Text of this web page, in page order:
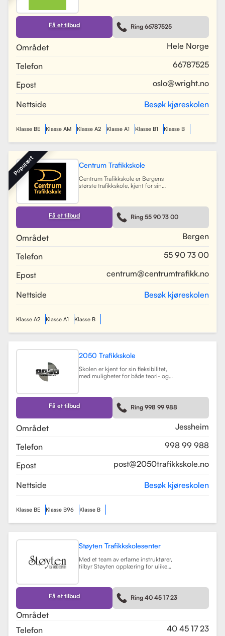
Trøndelag. Siden oppstarten har
skolen hatt som mål å tilby
profesjonell og engasjert
trafikopplæring for både
kjøretimer med all nødvendig
moderne digitale systemer for å
gjøre det enkelt for elever å booke
sine trafikklærere.
Les mer
Få et tilbud Ring 66787525
Området
Hele Norge
Telefon
66787525
Epost
oslo@wright.no
Nettside Besøk kjøreskolen
Klasse BE Klasse AM Klasse A2 Klasse A1 Klasse B1 Klasse B
Centrum Trafikkskole
Centrum Trafikkskole er Bergens
største trafikkskole, kjent for sin
for førerkort i alle klasser, og har et
team av 30 dyktige kjørelærere som
gir undervisning i et trygt og vennlig
miljø. Med lokaler i Bergen sentrum,
elevene best mulig til oppkjøring.
Gjennom en kombinasjon av teori
gjøre prosessen med å ta førerkort
både enkel og trygg for alle elever.
Få et tilbud Ring 55 90 73 00
Området
Bergen
Telefon
55 90 73 00
Epost
centrum@centrumtrafikk.no
Nettside Besøk kjøreskolen
Populært
Klasse A2 Klasse A1 Klasse B
2050 Trafikkskole
Skolen er kjent for sin fleksibilitet,
med muligheter for både teori- og
undervisningsmetoder og et
engasjert team, har 2050
Trafikkskole som mål å hjelpe elever
med å bli trygge og kompetente
Få et tilbud Ring 998 99 988
Området
Jessheim
Telefon
998 99 988
Epost
post@2050trafikkskole.no
Nettside Besøk kjøreskolen
Klasse BE Klasse B96 Klasse B
Støyten Trafikkskolesenter
Med et team av erfarne instruktører,
tilbyr Støyten opplæring for ulike
kurs som trafikalt grunnkurs og
mørkekjøring. Skolen er kjent for sin
fleksibilitet og tilpasning til elevenes
behov, noe som gjør
Få et tilbud Ring 40 45 17 23
Området
Telefon
40 45 17 23